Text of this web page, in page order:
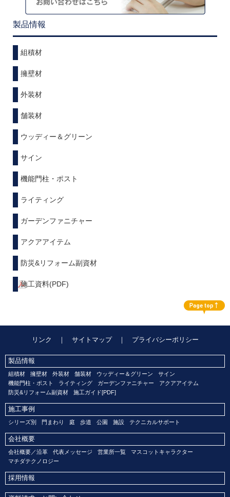
製品情報
組積材
擁壁材
外装材
舗装材
ウッディー＆グリーン
サイン
機能門柱・ポスト
ライティング
ガーデンファニチャー
アクアアイテム
防災&リフォーム副資材
施工資料(PDF)
リンク ｜ サイトマップ｜ プライバシーポリシー
製品情報
組積材 擁壁材 外装材 舗装材 ウッディー＆グリーン
サイン
機能門柱・ポスト
ライティング ガーデンファニチャー
アクアアイテム
防災&リフォーム副資材
施工ガイド[PDF]
施工事例
シリーズ別 門まわり 庭 歩道 公園 施設 テクニカルサポート
会社概要
会社概要／沿革 代表メッセージ 営業所一覧
マスコットキャラクター
マチダテクノロジー
採用情報